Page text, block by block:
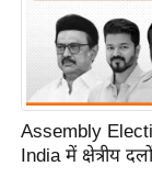
Assembly
India में क्षेत्रीय